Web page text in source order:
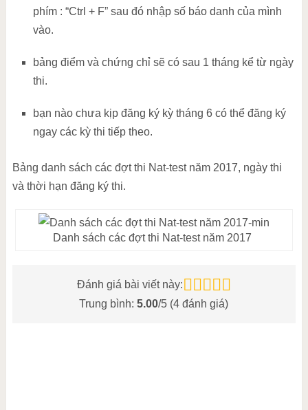
phím : “Ctrl + F” sau đó nhập số báo danh của mình
vào.
bảng điểm và chứng chỉ sẽ có sau 1 tháng kể từ ngày
thi.
bạn nào chưa kịp đăng ký kỳ tháng 6 có thể đăng ký
ngay các kỳ thi tiếp theo.
Bảng danh sách các đợt thi Nat-test năm 2017, ngày thi
và thời hạn đăng ký thi.
Danh sách các đợt thi Nat-test năm 2017
Đánh giá bài viết này:
Trung bình:5.00/5 (4 đánh giá)